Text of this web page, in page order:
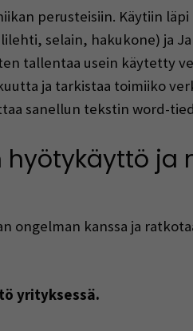
perusteisiin. Käytiin
selain, hakukone) ja
tallentaa usein käytetty
ja tarkistaa toimiiko
sanellun tekstin word-
ja
ongelman kanssa ja
yrityksessä.